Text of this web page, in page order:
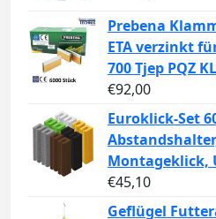
Prebena
ETA verzinkt
700 Tjep PQZ KL
€92,00
Euroklick-Set
Montageklick,
€45,10
Geflügel